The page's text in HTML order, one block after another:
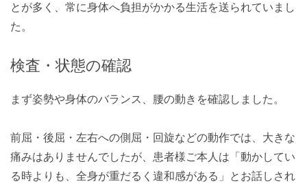
とが多く、常に身体へ負担がかかる生活を送られていまし
た。
検査・状態の確認
まず姿勢や身体のバランス、腰の動きを確認しました。
前屈・後屈・左右への側屈・回旋などの動作では、大きな
痛みはありませんでしたが、患者様ご本人は「動かしてい
る時よりも、全身が重だるく違和感がある」とお話しされ